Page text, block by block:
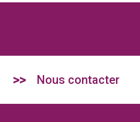
Nous contacter